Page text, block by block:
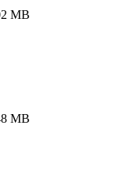
MB
MB